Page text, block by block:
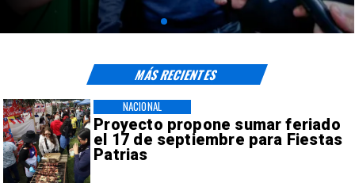
Proyecto propone sumar feriado
el 17 de septiembre para Fiestas
Patrias
NACIONAL
MÁS RECIENTES